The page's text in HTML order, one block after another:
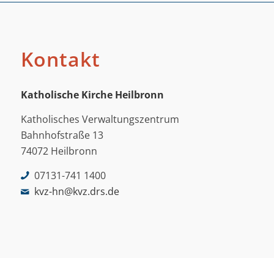
Kontakt
Katholische Kirche Heilbronn
Katholisches Verwaltungszentrum
Bahnhofstraße 13
74072 Heilbronn
07131-741 1400
kvz-hn@kvz.drs.de